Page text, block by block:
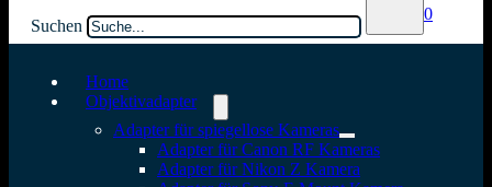
Suchen
0
Home
Objektivadapter
Adapter für spiegellose Kameras
Adapter für Canon RF Kameras
Adapter für Nikon Z Kamera